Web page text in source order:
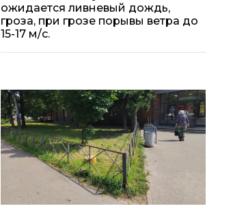
ожидается ливневый дождь,
гроза, при грозе порывы ветра до
15-17 м/с.